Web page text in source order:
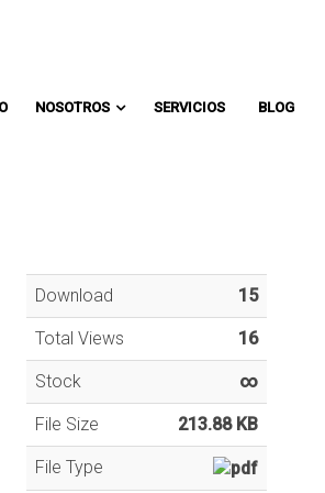
NOSOTROS SERVICIOS BLOG
Download 15
Total Views 16
Stock ∞
File Size 213.88 KB
File Type